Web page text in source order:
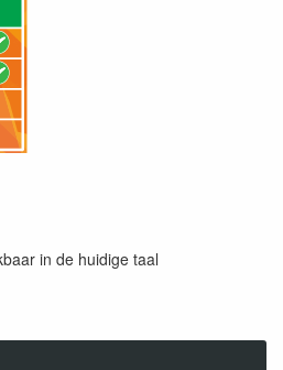
in de huidige taal